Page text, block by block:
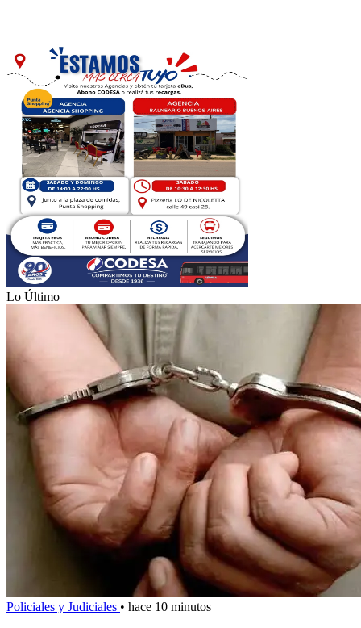
Lo Último
Policiales y Judiciales • hace 10 minutos